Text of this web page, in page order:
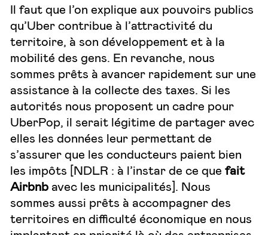
Il faut que l’on explique aux pouvoirs publics
qu’Uber contribue à l’attractivité du
territoire, à son développement et à la
mobilité des gens. En revanche, nous
sommes prêts à avancer rapidement sur une
assistance à la collecte des taxes. Si les
autorités nous proposent un cadre pour
UberPop, il serait légitime de partager avec
elles les données leur permettant de
s’assurer que les conducteurs paient bien
les impôts [NDLR : à l’instar de ce que fait
Airbnb avec les municipalités]. Nous
sommes aussi prêts à accompagner des
territoires en difficulté économique en nous